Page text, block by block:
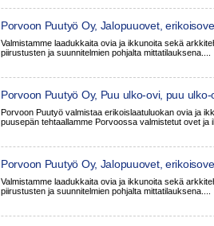
Porvoon Puutyö Oy, Jalopuuovet,
mittatilausovet, Hanko, Raasepori, Kotka,
Valmistamme laadukkaita ovia ja ikkunoita sekä
piirustusten ja suunnitelmien pohjalta mittatilauksena....
Porvoon Puutyö Oy, Puu ulko-ovi, puu
ovet, Turku, Raisio, Naantali, Hanko,
Porvoon Puutyö valmistaa erikoislaatuluokan ovia ja
puusepän tehtaallamme Porvoossa valmistetut ovet ja
Porvoon Puutyö Oy, Jalopuuovet,
mittatilausovet, Turku, Naantali, Raisio,
Häme
Valmistamme laadukkaita ovia ja ikkunoita sekä
piirustusten ja suunnitelmien pohjalta mittatilauksena....